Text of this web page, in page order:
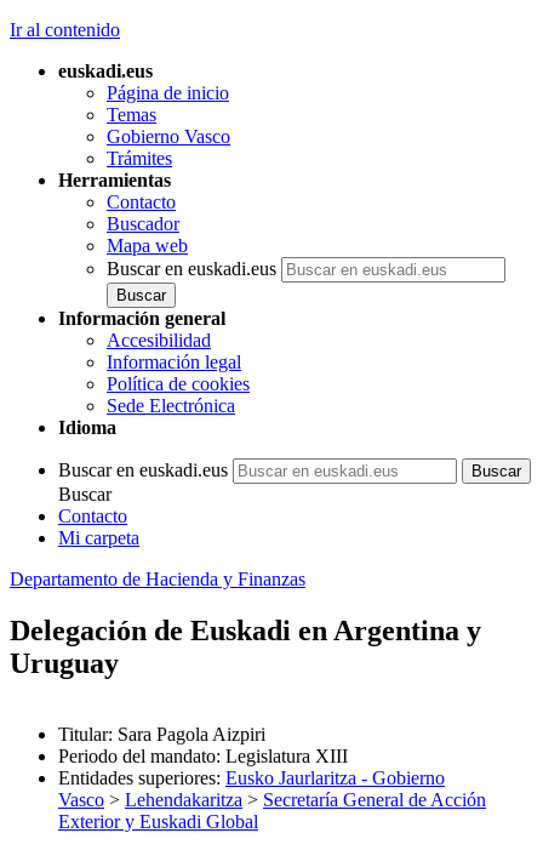
Ir al contenido
euskadi.eus
Página de inicio
Temas
Gobierno Vasco
Trámites
Herramientas
Contacto
Buscador
Mapa web
Buscar en euskadi.eus
Información general
Accesibilidad
Información legal
Política de cookies
Sede Electrónica
Idioma
Buscar en euskadi.eus
Buscar
Contacto
Mi carpeta
Departamento de Hacienda y Finanzas
Delegación de Euskadi en Argentina y
Uruguay
Titular: Sara Pagola Aizpiri
Periodo del mandato: Legislatura XIII
Entidades superiores: Eusko Jaurlaritza - Gobierno
Vasco > Lehendakaritza > Secretaría General de Acción
Exterior y Euskadi Global